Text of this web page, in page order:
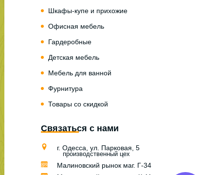
Шкафы-купе и прихожие
Офисная мебель
Гардеробные
Детская мебель
Мебель для ванной
Фурнитура
Товары со скидкой
Связаться с нами
г. Одесса, ул. Парковая, 5
производственный цех
Малиновский рынок маг. Г-34